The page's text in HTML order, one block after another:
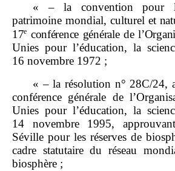
« – la convention pour
patrimoine mondial, culturel et
17e conférence généralede
Unies pour l’éducation, la
16 novembre 1972 ;
« – la résolution n° 28C/24,
conférence générale de
Unies pour l’éducation, la
14 novembre 1995,
Séville pour les réserves de
cadre statutaire du réseau
biosphère ;